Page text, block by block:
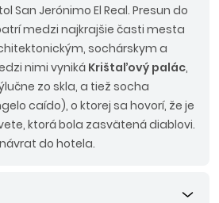
San Jerónimo El Real. Presun do
medzi najkrajšie časti mesta
sochárskym a
nimi vyniká Krištaľový palác,
zo skla, a tiež socha
caído), o ktorej sa hovorí, že je
ktorá bola zasvätená diablovi.
do hotela.